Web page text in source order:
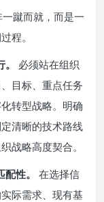
蹴而就，而是一
程。
必须站在组织
目标、重点任务
转型战略。明确
清晰的技术路线
战略高度契合。
性。
在选择信
际需求、现有基